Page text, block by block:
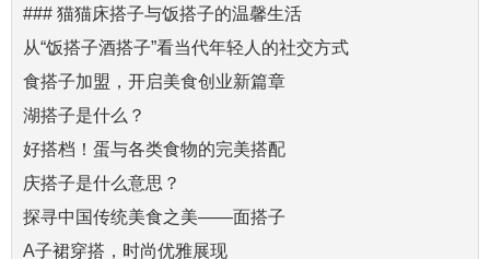
### 猫猫床搭子与饭搭子的温馨生活
从“饭搭子酒搭子”看当代年轻人的社交方式
食搭子加盟，开启美食创业新篇章
湖搭子是什么？
好搭档！蛋与各类食物的完美搭配
庆搭子是什么意思？
探寻中国传统美食之美——面搭子
A子裙穿搭，时尚优雅展现